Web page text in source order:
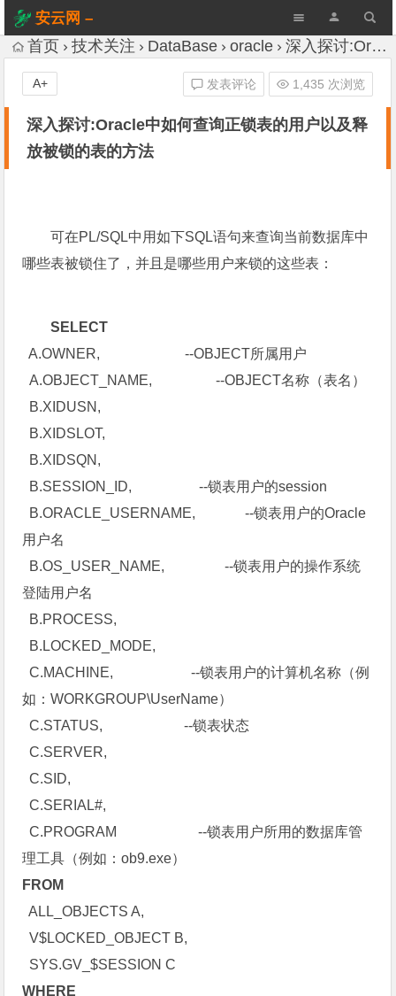
安云网 –
AnYun.ORG
首页 技术关注 DataBase oracle 深入探讨:Oracle中如何查询正锁表的用户以及释放被锁的表的方法
深入探讨:Oracle中如何查询正锁表的用户以及释
放被锁的表的方法
发表评论 1,435 次浏览
A+
可在PL/SQL中用如下SQL语句来查询当前数据库中
哪些表被锁住了，并且是哪些用户来锁的这些表：
SELECT
A.OWNER, --OBJECT所属用户
A.OBJECT_NAME, --OBJECT名称（表名）
B.XIDUSN,
B.XIDSLOT,
B.XIDSQN,
B.SESSION_ID, --锁表用户的session
B.ORACLE_USERNAME, --锁表用户的Oracle
用户名
B.OS_USER_NAME, --锁表用户的操作系统
登陆用户名
B.PROCESS,
B.LOCKED_MODE,
C.MACHINE, --锁表用户的计算机名称（例
如：WORKGROUP\UserName）
C.STATUS, --锁表状态
C.SERVER,
C.SID,
C.SERIAL#,
C.PROGRAM --锁表用户所用的数据库管
理工具（例如：ob9.exe）
FROM
ALL_OBJECTS A,
V$LOCKED_OBJECT B,
SYS.GV_$SESSION C
WHERE